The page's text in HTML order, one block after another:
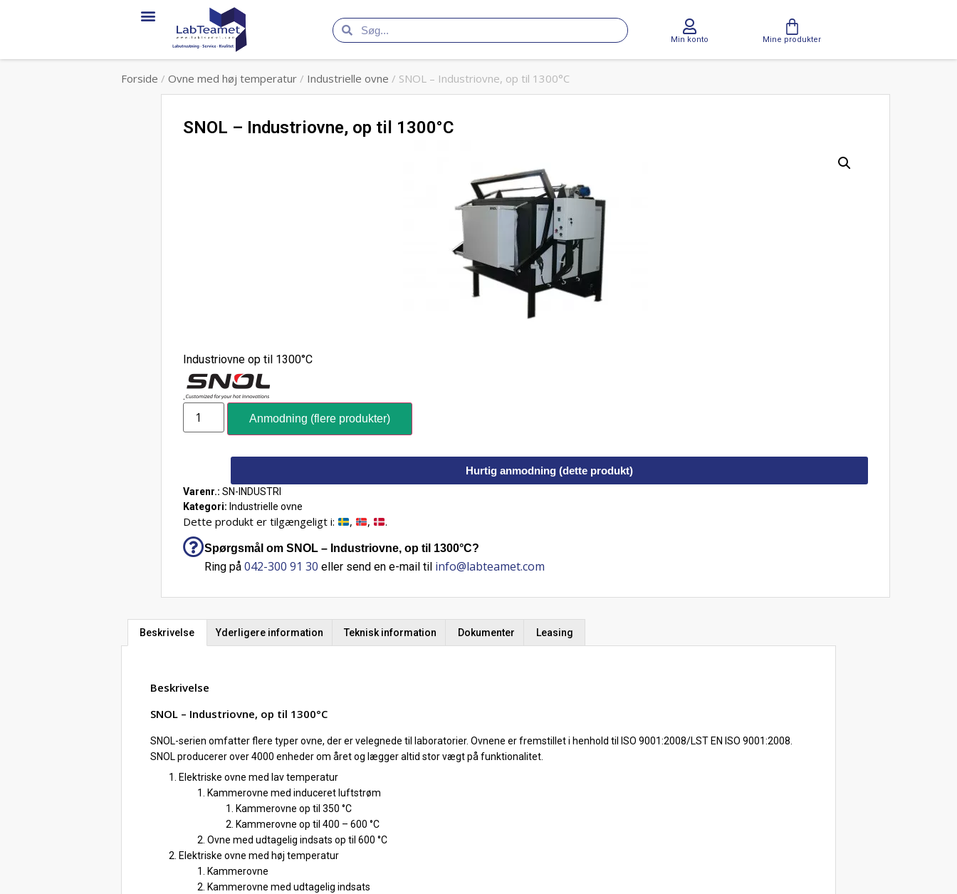
Min konto Mine produkter
Forside / Ovne med høj temperatur / Industrielle ovne / SNOL – Industriovne, op til 1300°C
SNOL – Industriovne, op til 1300°C
Industriovne op til 1300°C
.
Anmodning (flere produkter)
Hurtig anmodning (dette produkt)
Varenr.: SN-INDUSTRI
Kategori: Industrielle ovne
Dette produkt er tilgængeligt i: , , .
Spørgsmål om SNOL – Industriovne, op til 1300°C?
Ring på 042-300 91 30 eller send en e-mail til info@labteamet.com
Beskrivelse Yderligere information Teknisk information Dokumenter Leasing
Beskrivelse
SNOL – Industriovne, op til 1300°C
SNOL-serien omfatter flere typer ovne, der er velegnede til laboratorier. Ovnene er fremstillet i henhold til ISO 9001:2008/LST EN ISO 9001:2008.
SNOL producerer over 4000 enheder om året og lægger altid stor vægt på funktionalitet.
Elektriske ovne med lav temperatur
Kammerovne med induceret luftstrøm
Kammerovne op til 350 °C
Kammerovne op til 400 – 600 °C
Ovne med udtagelig indsats op til 600 °C
Elektriske ovne med høj temperatur
Kammerovne
Kammerovne med udtagelig indsats